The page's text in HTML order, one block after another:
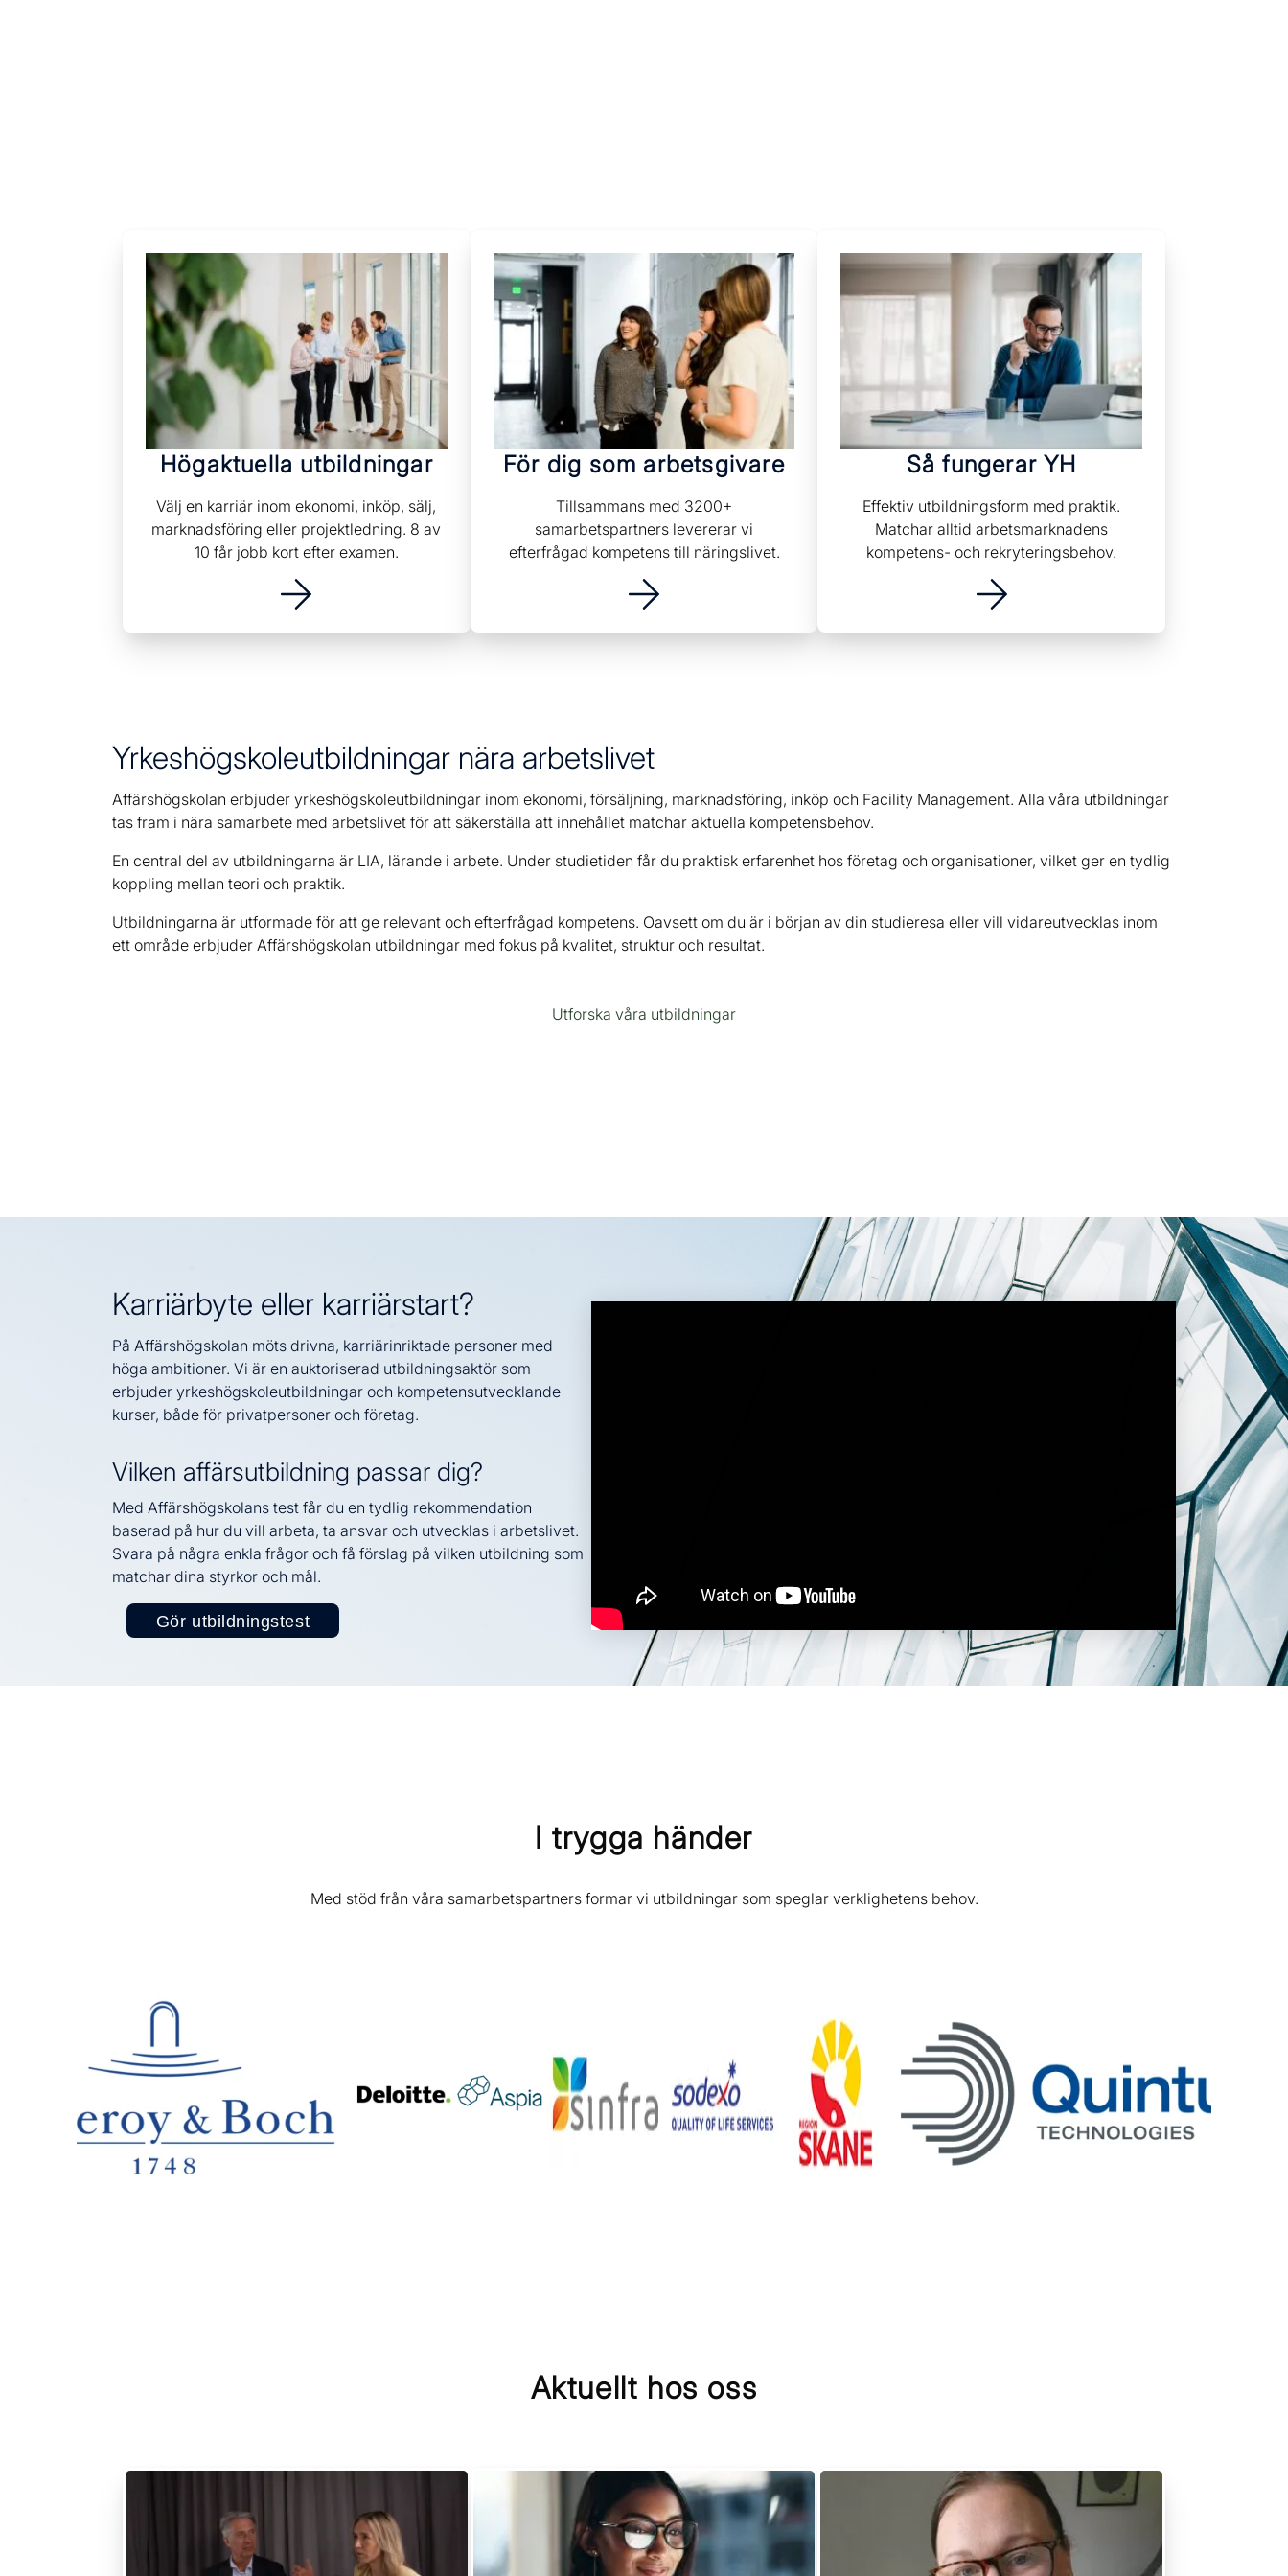
Högaktuella utbildningar
Välj en karriär inom ekonomi, inköp, sälj,
marknadsföring eller projektledning. 8 av
10 får jobb kort efter examen.
För dig som arbetsgivare
Tillsammans med 3200+
samarbetspartners levererar vi
efterfrågad kompetens till näringslivet.
Så fungerar YH
Effektiv utbildningsform med praktik.
Matchar alltid arbetsmarknadens
kompetens- och rekryteringsbehov.
Yrkeshögskoleutbildningar nära arbetslivet
Affärshögskolan erbjuder yrkeshögskoleutbildningar inom ekonomi, försäljning, marknadsföring, inköp och Facility Management. Alla våra utbildningar
tas fram i nära samarbete med arbetslivet för att säkerställa att innehållet matchar aktuella kompetensbehov.
En central del av utbildningarna är LIA, lärande i arbete. Under studietiden får du praktisk erfarenhet hos företag och organisationer, vilket ger en tydlig
koppling mellan teori och praktik.
Utbildningarna är utformade för att ge relevant och efterfrågad kompetens. Oavsett om du är i början av din studieresa eller vill vidareutvecklas inom
ett område erbjuder Affärshögskolan utbildningar med fokus på kvalitet, struktur och resultat.
Utforska våra utbildningar
Karriärbyte eller karriärstart?
På Affärshögskolan möts drivna, karriärinriktade personer med
höga ambitioner. Vi är en auktoriserad utbildningsaktör som
erbjuder yrkeshögskoleutbildningar och kompetensutvecklande
kurser, både för privatpersoner och företag.
Vilken affärsutbildning passar dig?
Med Affärshögskolans test får du en tydlig rekommendation
baserad på hur du vill arbeta, ta ansvar och utvecklas i arbetslivet.
Svara på några enkla frågor och få förslag på vilken utbildning som
matchar dina styrkor och mål.
Gör utbildningstest
I trygga händer
Med stöd från våra samarbetspartners formar vi utbildningar som speglar verklighetens behov.
Aktuellt hos oss